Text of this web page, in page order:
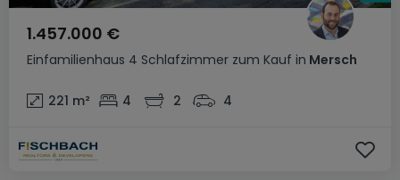
Einfamilienhaus 4 Schlafzimmer zum Kauf in Mersch
1.457.000 €
221 m² 4 2 4